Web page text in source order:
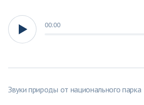
00:00
Звуки природы от национального парка